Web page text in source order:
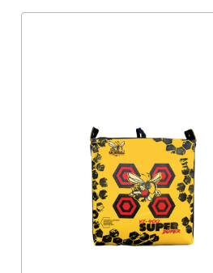
Afbeeldingengalerij overslaan